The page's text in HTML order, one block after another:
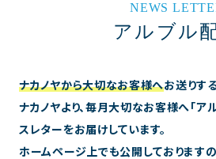
NEWS
アルブル
ナカノヤから大切なお客様へお送りす
ナカノヤより、毎月大切なお客様へ「ア
スレターをお届けしています。
ホームページ上でも公開しておりますの